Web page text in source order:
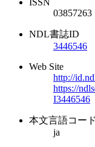
ISSN
03857263
NDL書誌ID
3446546
Web Site
http://
https://
I3446546
本文言語コード
ja